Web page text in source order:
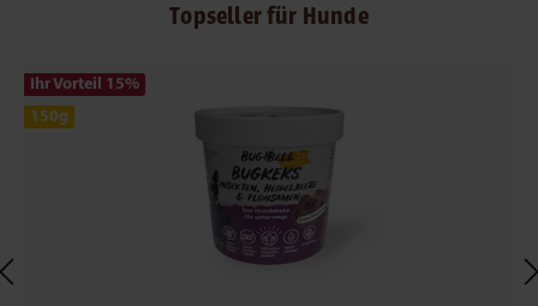
Topseller für Hunde
Ihr Vorteil 15%
150g